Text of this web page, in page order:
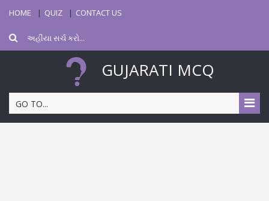
HOME QUIZ CONTACT US
GUJARATI MCQ
GO TO...